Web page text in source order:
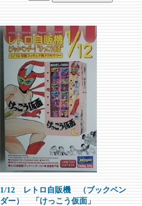
1/12 レトロ自販機 （ブックベン
ダー） 「けっこう仮面」